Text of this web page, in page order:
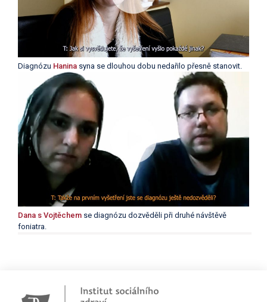
Diagnózu Hanina syna se dlouhou dobu nedařilo přesně stanovit.
Dana s Vojtěchem se diagnózu dozvěděli při druhé návštěvě
foniatra.